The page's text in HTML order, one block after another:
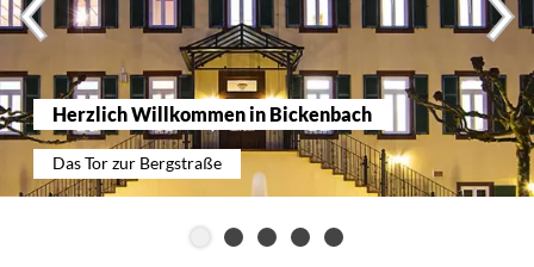
Herzlich Willkommen in Bickenbach
Das Tor zur Bergstraße